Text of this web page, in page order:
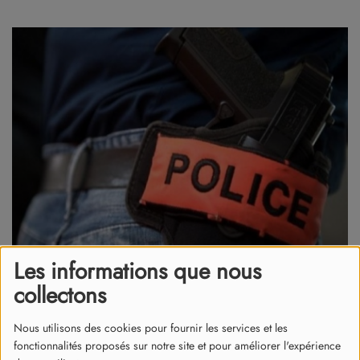
Les informations que nous
collectons
Nous utilisons des cookies pour fournir les services et les
fonctionnalités proposés sur notre site et pour améliorer l'expérience
20 septembre 2024
Un mode opératoire similaire.